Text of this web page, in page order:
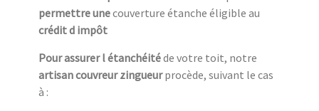
permettre unecouverture étanche éligible au
crédit d impôt
Pour assurer l étanchéitéde votre toit, notre
artisan couvreur zingueurprocède, suivant le cas
à :